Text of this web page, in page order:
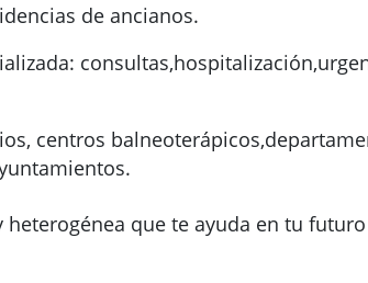
de ancianos.
centros
que te ayuda en tu